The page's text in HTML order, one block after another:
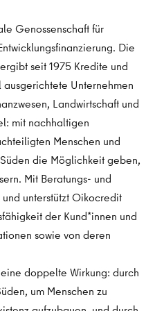
Genossenschaft für
Die
seit 1975 Kredite und
Unternehmen
Landwirtschaft und
mit nachhaltigen
Menschen und
die Möglichkeit geben,
Mit Beratungs- und
unterstützt Oikocredit
der Kund*innen und
sowie von deren
doppelte Wirkung: durch
um Menschen zu